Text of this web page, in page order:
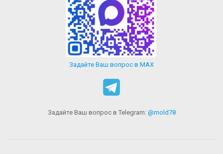
Задайте Ваш вопрос в MAX
Задайте Ваш вопрос в Telegram: @mold78